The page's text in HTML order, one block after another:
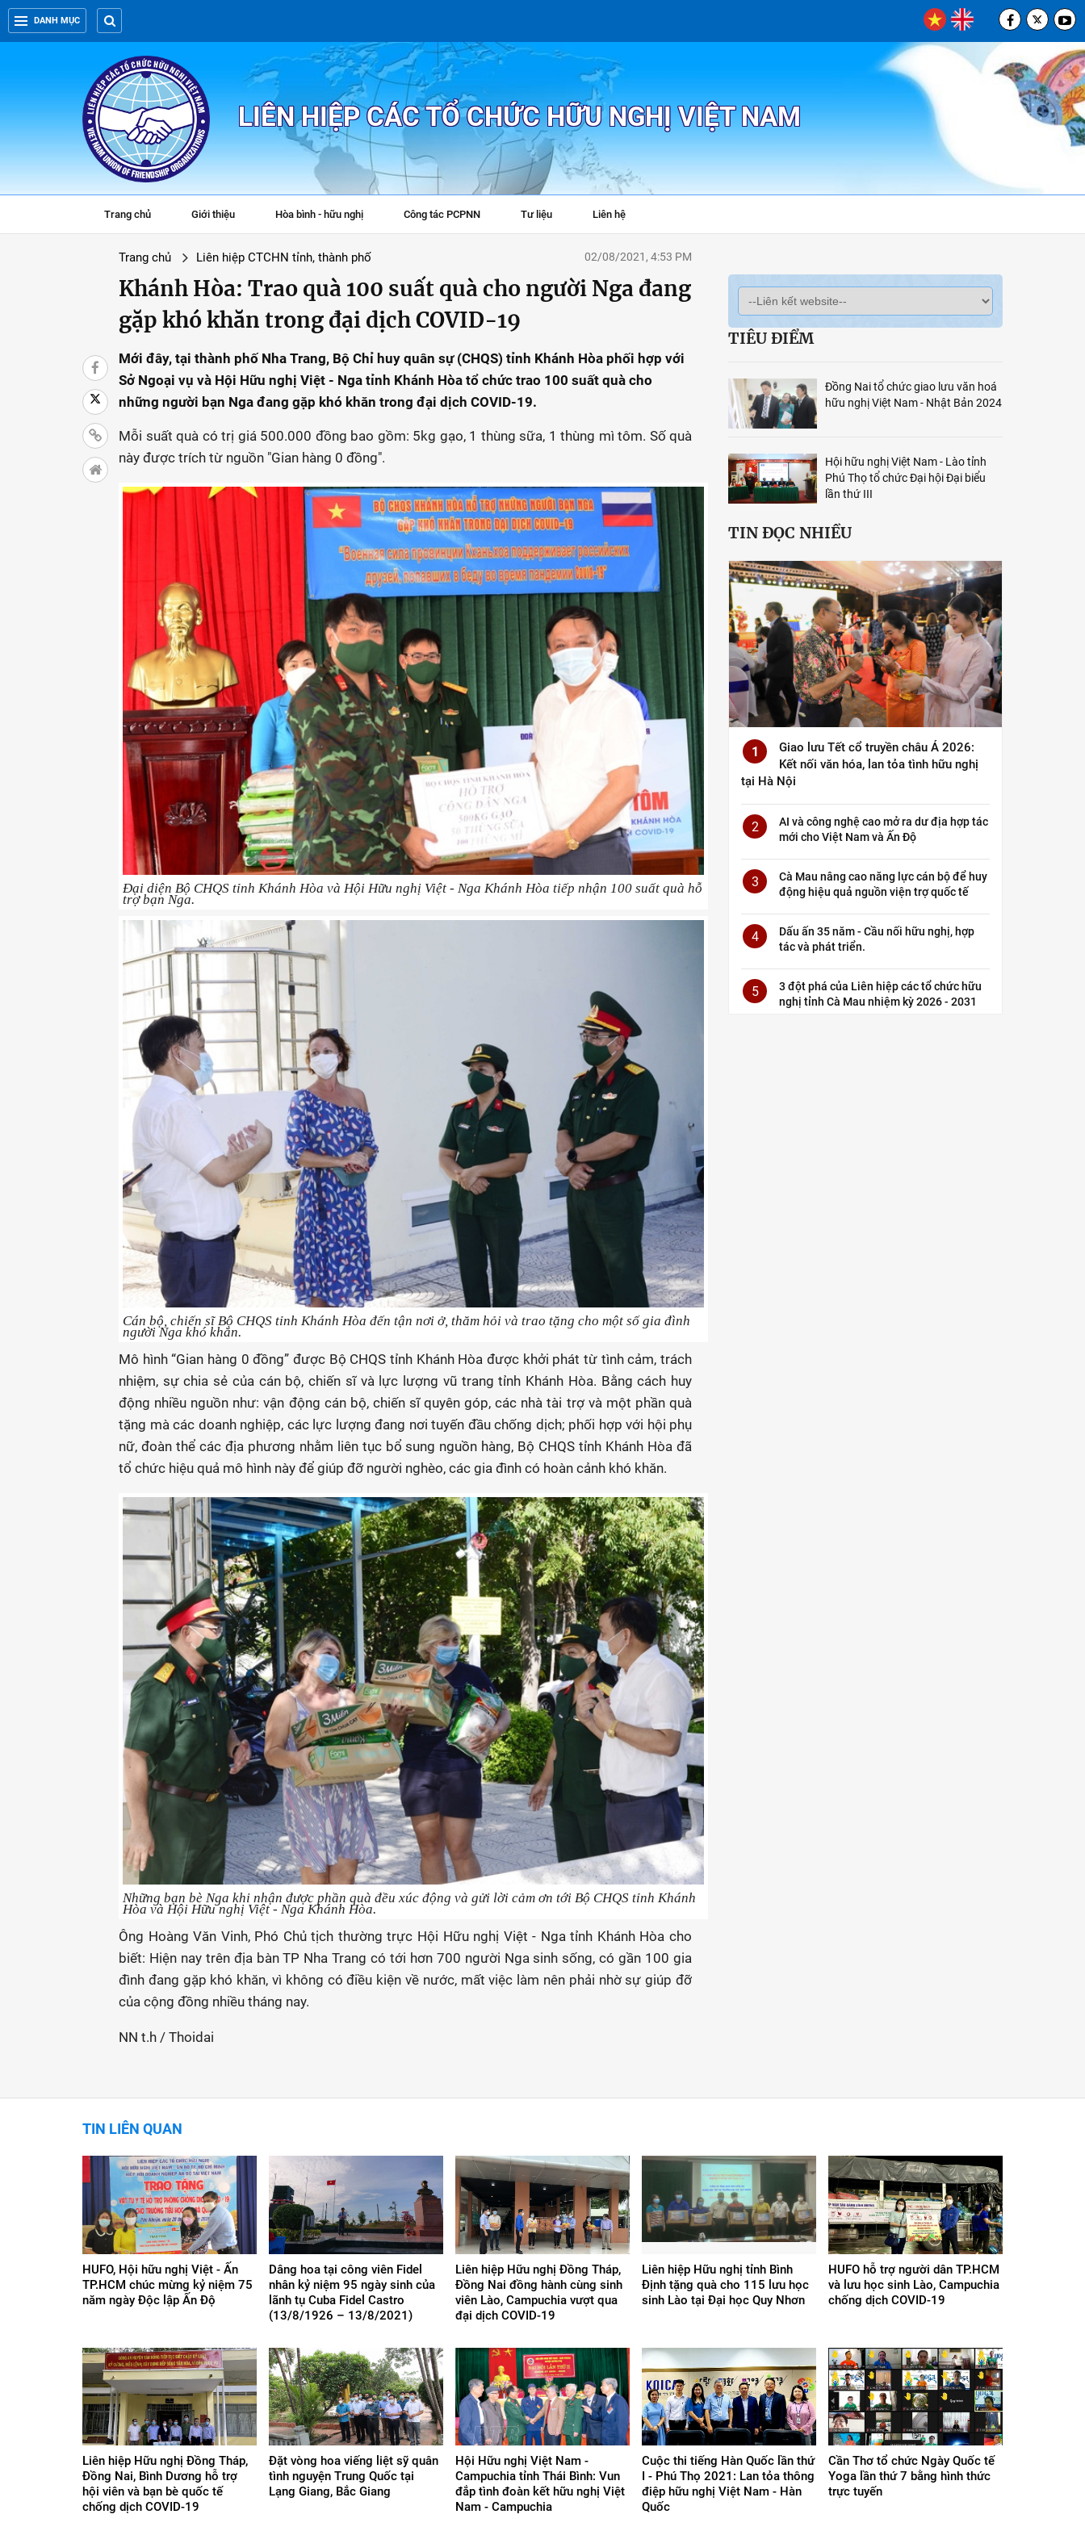
DANH MỤC
LIÊN HIỆP CÁC TỔ CHỨC HỮU NGHỊ VIỆT NAM
Trang chủ Giới thiệu Hòa bình - hữu nghị Công tác PCPNN Tư liệu Liên hệ
Trang chủ Liên hiệp CTCHN tỉnh, thành phố 02/08/2021, 4:53 PM
Khánh Hòa: Trao quà 100 suất quà cho người Nga đang
gặp khó khăn trong đại dịch COVID-19
Mới đây, tại thành phố Nha Trang, Bộ Chỉ huy quân sự (CHQS) tỉnh Khánh Hòa phối hợp với
Sở Ngoại vụ và Hội Hữu nghị Việt - Nga tỉnh Khánh Hòa tổ chức trao 100 suất quà cho
những người bạn Nga đang gặp khó khăn trong đại dịch COVID-19.
Mỗi suất quà có trị giá 500.000 đồng bao gồm: 5kg gạo, 1 thùng sữa, 1 thùng mì tôm. Số quà
này được trích từ nguồn "Gian hàng 0 đồng".
Đại diện Bộ CHQS tỉnh Khánh Hòa và Hội Hữu nghị Việt - Nga Khánh Hòa tiếp nhận 100 suất quà hỗ
trợ bạn Nga.
Cán bộ, chiến sĩ Bộ CHQS tỉnh Khánh Hòa đến tận nơi ở, thăm hỏi và trao tặng cho một số gia đình
người Nga khó khăn.
Mô hình “Gian hàng 0 đồng” được Bộ CHQS tỉnh Khánh Hòa được khởi phát từ tình cảm, trách
nhiệm, sự chia sẻ của cán bộ, chiến sĩ và lực lượng vũ trang tỉnh Khánh Hòa. Bằng cách huy
động nhiều nguồn như: vận động cán bộ, chiến sĩ quyên góp, các nhà tài trợ và một phần quà
tặng mà các doanh nghiệp, các lực lượng đang nơi tuyến đầu chống dịch; phối hợp với hội phụ
nữ, đoàn thể các địa phương nhằm liên tục bổ sung nguồn hàng, Bộ CHQS tỉnh Khánh Hòa đã
tổ chức hiệu quả mô hình này để giúp đỡ người nghèo, các gia đình có hoàn cảnh khó khăn.
Những bạn bè Nga khi nhận được phần quà đều xúc động và gửi lời cảm ơn tới Bộ CHQS tỉnh Khánh
Hòa và Hội Hữu nghị Việt - Nga Khánh Hòa.
Ông Hoàng Văn Vinh, Phó Chủ tịch thường trực Hội Hữu nghị Việt - Nga tỉnh Khánh Hòa cho
biết: Hiện nay trên địa bàn TP Nha Trang có tới hơn 700 người Nga sinh sống, có gần 100 gia
đình đang gặp khó khăn, vì không có điều kiện về nước, mất việc làm nên phải nhờ sự giúp đỡ
của cộng đồng nhiều tháng nay.
NN t.h / Thoidai
TIÊU ĐIỂM
Đồng Nai tổ chức giao lưu văn hoá
hữu nghị Việt Nam - Nhật Bản 2024
Hội hữu nghị Việt Nam - Lào tỉnh
Phú Thọ tổ chức Đại hội Đại biểu
lần thứ III
TIN ĐỌC NHIỀU
1
Giao lưu Tết cổ truyền châu Á 2026:
Kết nối văn hóa, lan tỏa tình hữu nghị
tại Hà Nội
2
AI và công nghệ cao mở ra dư địa hợp tác
mới cho Việt Nam và Ấn Độ
3
Cà Mau nâng cao năng lực cán bộ để huy
động hiệu quả nguồn viện trợ quốc tế
4
Dấu ấn 35 năm - Cầu nối hữu nghị, hợp
tác và phát triển.
5
3 đột phá của Liên hiệp các tổ chức hữu
nghị tỉnh Cà Mau nhiệm kỳ 2026 - 2031
TIN LIÊN QUAN
HUFO, Hội hữu nghị Việt - Ấn
TP.HCM chúc mừng kỷ niệm 75
năm ngày Độc lập Ấn Độ
Dâng hoa tại công viên Fidel
nhân kỷ niệm 95 ngày sinh của
lãnh tụ Cuba Fidel Castro
(13/8/1926 – 13/8/2021)
Liên hiệp Hữu nghị Đồng Tháp,
Đồng Nai đồng hành cùng sinh
viên Lào, Campuchia vượt qua
đại dịch COVID-19
Liên hiệp Hữu nghị tỉnh Bình
Định tặng quà cho 115 lưu học
sinh Lào tại Đại học Quy Nhơn
HUFO hỗ trợ người dân TP.HCM
và lưu học sinh Lào, Campuchia
chống dịch COVID-19
Liên hiệp Hữu nghị Đồng Tháp,
Đồng Nai, Bình Dương hỗ trợ
hội viên và bạn bè quốc tế
chống dịch COVID-19
Đặt vòng hoa viếng liệt sỹ quân
tình nguyện Trung Quốc tại
Lạng Giang, Bắc Giang
Hội Hữu nghị Việt Nam -
Campuchia tỉnh Thái Bình: Vun
đắp tình đoàn kết hữu nghị Việt
Nam - Campuchia
Cuộc thi tiếng Hàn Quốc lần thứ
I - Phú Thọ 2021: Lan tỏa thông
điệp hữu nghị Việt Nam - Hàn
Quốc
Cần Thơ tổ chức Ngày Quốc tế
Yoga lần thứ 7 bằng hình thức
trực tuyến